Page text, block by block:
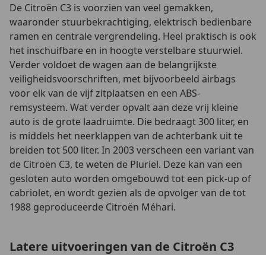
De Citroën C3 is voorzien van veel gemakken,
waaronder stuurbekrachtiging, elektrisch bedienbare
ramen en centrale vergrendeling. Heel praktisch is ook
het inschuifbare en in hoogte verstelbare stuurwiel.
Verder voldoet de wagen aan de belangrijkste
veiligheidsvoorschriften, met bijvoorbeeld airbags
voor elk van de vijf zitplaatsen en een ABS-
remsysteem. Wat verder opvalt aan deze vrij kleine
auto is de grote laadruimte. Die bedraagt 300 liter, en
is middels het neerklappen van de achterbank uit te
breiden tot 500 liter. In 2003 verscheen een variant van
de Citroën C3, te weten de Pluriel. Deze kan van een
gesloten auto worden omgebouwd tot een pick-up of
cabriolet, en wordt gezien als de opvolger van de tot
1988 geproduceerde Citroën Méhari.
Latere uitvoeringen van de Citroën C3